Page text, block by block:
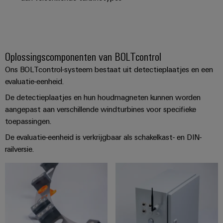
Stabiliteit
en
veiligheid
voor
moderne
energie-
netwerken
Waterbehandeling
Oplossingen
voor
de
water-
en
afvalwaterindustrie
Markers
Industriële
printers
Industriële
verlichting
van
schakelkasten
Assembly
Oplossingscomponenten van BOLTcontrol
Ons BOLTcontrol-systeem bestaat uit detectieplaatjes en een
evaluatie-eenheid.
De detectieplaatjes en hun houdmagneten kunnen worden
aangepast aan verschillende windturbines voor specifieke
toepassingen.
De evaluatie-eenheid is verkrijgbaar als schakelkast- en DIN-
railversie.